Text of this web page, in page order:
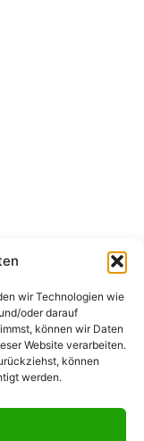
wir Technologien wie
oder darauf
können wir Daten
Website verarbeiten.
können
werden.